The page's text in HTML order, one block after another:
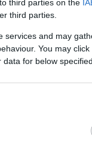
third parties on the
third parties.
services and may
You may
for below
pārstāve
kas
darbs vēl